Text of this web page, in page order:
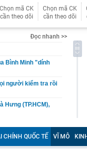
Chọn mã CK
cần theo dõi
Chọn mã CK
cần theo dõi
Đọc nhanh >>
Bình Minh "dính
người kiểm tra rồi
Hưng (TP.HCM),
tổn thương hơn
nhà
động pháp lý
CHÍNH QUỐC TẾ VĨ MÔ